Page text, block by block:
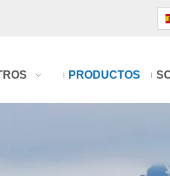
PRODUCTOS